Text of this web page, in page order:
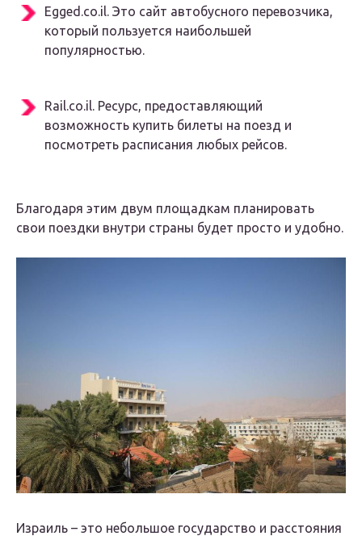
Egged.co.il. Это сайт автобусного перевозчика,
который пользуется наибольшей
популярностью.
Rail.co.il. Ресурс, предоставляющий
возможность купить билеты на поезд и
посмотреть расписания любых рейсов.
Благодаря этим двум площадкам планировать
свои поездки внутри страны будет просто и удобно.
Израиль – это небольшое государство и расстояния